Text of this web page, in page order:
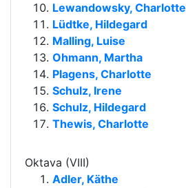
Lewandowsky, Charlotte
Lüdtke, Hildegard
Malling, Luise
Ohmann, Martha
Plagens, Charlotte
Schulz, Irene
Schulz, Hildegard
Thewis, Charlotte
Oktava (VIII)
Adler, Käthe